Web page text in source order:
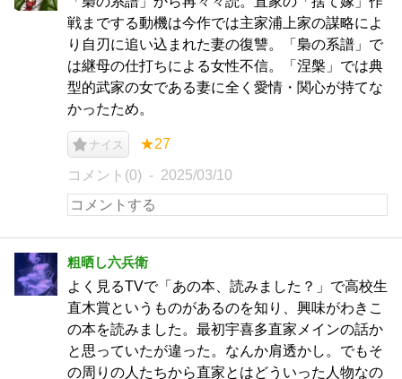
戦までする動機は今作では主家浦上家の謀略によ
り自刃に追い込まれた妻の復讐。「梟の系譜」で
は継母の仕打ちによる女性不信。「涅槃」では典
型的武家の女である妻に全く愛情・関心が持てな
かったため。
ナイス ★27
コメント(0) 2025/03/10
粗晒し六兵衛
よく見るTVで「あの本、読みました？」で高校生
直木賞というものがあるのを知り、興味がわきこ
の本を読みました。最初宇喜多直家メインの話か
と思っていたが違った。なんか肩透かし。でもそ
の周りの人たちから直家とはどういった人物なの